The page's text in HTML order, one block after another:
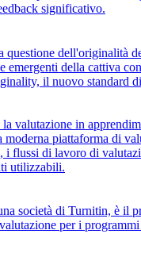
significativo.
questione dell'originalità
emergenti della cattiva
il nuovo standard
la valutazione in
moderna piattaforma di
i flussi di lavoro di
utilizzabili.
società di Turnitin, è il
per i programmi